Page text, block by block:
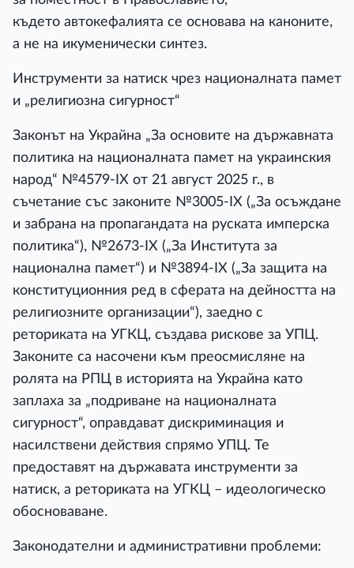
където автокефалията се основава на каноните,
а не на икуменически синтез.
Инструменти за натиск чрез националната памет
и „религиозна сигурност“
Законът на Украйна „За основите на държавната
политика на националната памет на украинския
народ“ №4579-IX от 21 август 2025 г., в
съчетание със законите №3005-IX („За осъждане
и забрана на пропагандата на руската имперска
политика“), №2673-IX („За Института за
национална памет“) и №3894-IX („За защита на
конституционния ред в сферата на дейността на
религиозните организации“), заедно с
реториката на УГКЦ, създава рискове за УПЦ.
Законите са насочени към преосмисляне на
ролята на РПЦ в историята на Украйна като
заплаха за „подриване на националната
сигурност“, оправдават дискриминация и
насилствени действия спрямо УПЦ. Те
предоставят на държавата инструменти за
натиск, а реториката на УГКЦ – идеологическо
обосноваване.
Законодателни и административни проблеми: